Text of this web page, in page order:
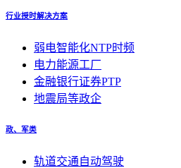
行业授时解决方案
弱电智能化NTP时频
电力能源工厂
金融银行证券PTP
地震局等政企
政、军类
轨道交通自动驾驶